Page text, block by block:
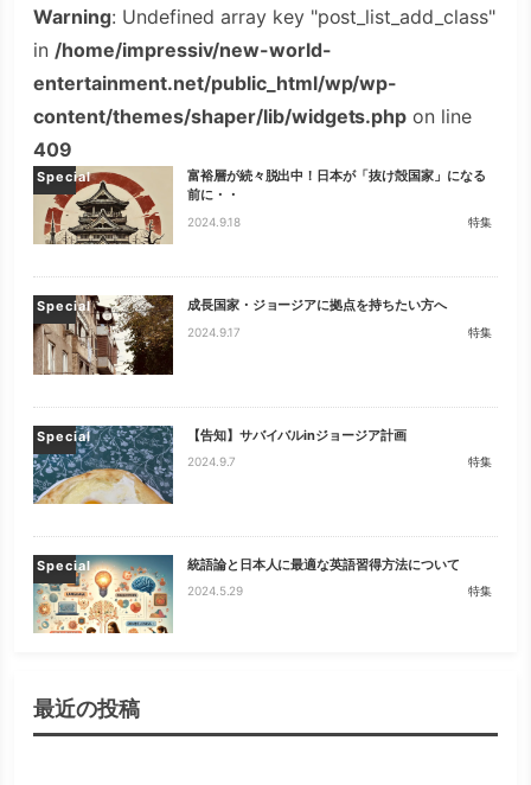
Warning: Undefined array key "post_list_add_class"
in /home/impressiv/new-world-
entertainment.net/public_html/wp/wp-
content/themes/shaper/lib/widgets.php on line
409
Special
富裕層が続々脱出中！日本が「抜け殻国家」になる
前に・・
2024.9.18 特集
Special 成長国家・ジョージアに拠点を持ちたい方へ
2024.9.17 特集
Special 【告知】サバイバルinジョージア計画
2024.9.7 特集
Special 統語論と日本人に最適な英語習得方法について
2024.5.29 特集
最近の投稿